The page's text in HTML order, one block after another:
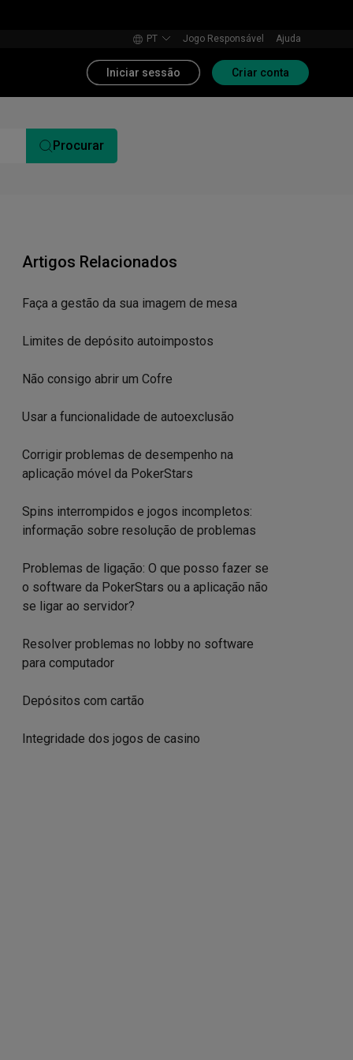
PT Jogo Responsável Ajuda
Iniciar sessão Criar conta
Procurar
Artigos Relacionados
Faça a gestão da sua imagem de mesa
Limites de depósito autoimpostos
Não consigo abrir um Cofre
Usar a funcionalidade de autoexclusão
Corrigir problemas de desempenho na
aplicação móvel da PokerStars
Spins interrompidos e jogos incompletos:
informação sobre resolução de problemas
Problemas de ligação: O que posso fazer se
o software da PokerStars ou a aplicação não
se ligar ao servidor?
Resolver problemas no lobby no software
para computador
Depósitos com cartão
Integridade dos jogos de casino